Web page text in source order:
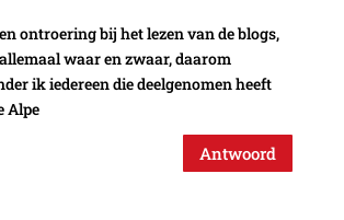
ontroering bij het lezen van de blogs,
waar en zwaar, daarom
ik iedereen die deelgenomen heeft
Alpe
Antwoord